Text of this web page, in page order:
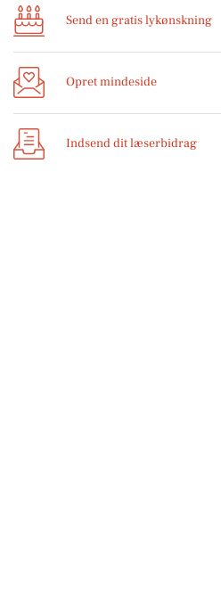
Send en gratis lykønskning
Opret mindeside
Indsend dit læserbidrag